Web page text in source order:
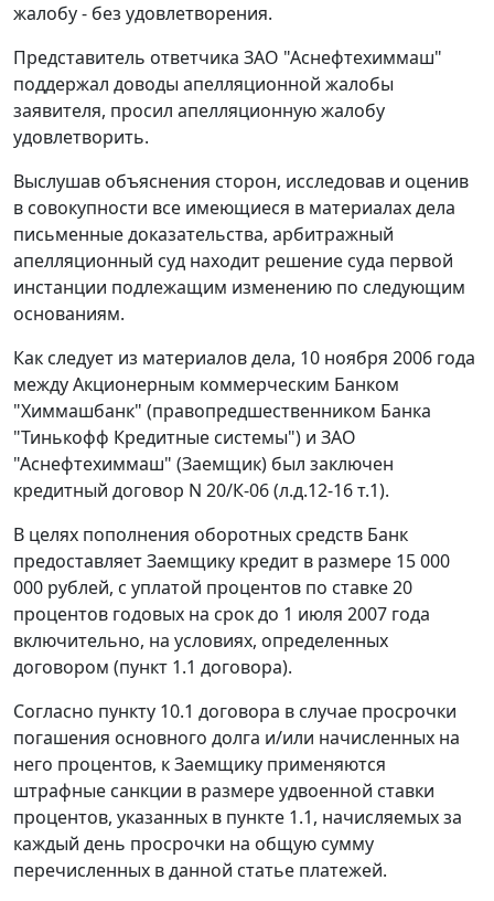
жалобу - без удовлетворения.
Представитель ответчика ЗАО "Аснефтехиммаш"
поддержал доводы апелляционной жалобы
заявителя, просил апелляционную жалобу
удовлетворить.
Выслушав объяснения сторон, исследовав и оценив
в совокупности все имеющиеся в материалах дела
письменные доказательства, арбитражный
апелляционный суд находит решение суда первой
инстанции подлежащим изменению по следующим
основаниям.
Как следует из материалов дела, 10 ноября 2006 года
между Акционерным коммерческим Банком
"Химмашбанк" (правопредшественником Банка
"Тинькофф Кредитные системы") и ЗАО
"Аснефтехиммаш" (Заемщик) был заключен
кредитный договор N 20/К-06 (л.д.12-16 т.1).
В целях пополнения оборотных средств Банк
предоставляет Заемщику кредит в размере 15 000
000 рублей, с уплатой процентов по ставке 20
процентов годовых на срок до 1 июля 2007 года
включительно, на условиях, определенных
договором (пункт 1.1 договора).
Согласно пункту 10.1 договора в случае просрочки
погашения основного долга и/или начисленных на
него процентов, к Заемщику применяются
штрафные санкции в размере удвоенной ставки
процентов, указанных в пункте 1.1, начисляемых за
каждый день просрочки на общую сумму
перечисленных в данной статье платежей.